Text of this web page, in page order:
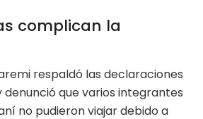
complican la
respaldó las declaraciones
que varios integrantes
no pudieron viajar debido a